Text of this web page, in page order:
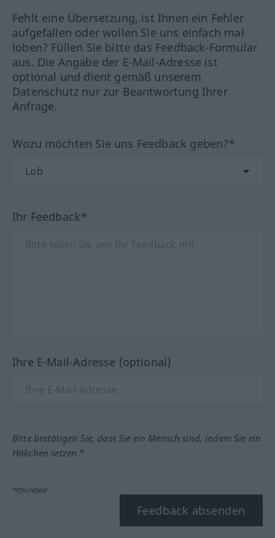
Fehlt eine Übersetzung, ist Ihnen ein Fehler
aufgefallen oder wollen Sie uns einfach mal
loben? Füllen Sie bitte das Feedback-Formular
aus. Die Angabe der E-Mail-Adresse ist
optional und dient gemäß unserem
Datenschutz nur zur Beantwortung Ihrer
Anfrage.
Wozu möchten Sie uns Feedback geben?*
Ihr Feedback*
Ihre E-Mail-Adresse (optional)
Bitte bestätigen Sie, dass Sie ein Mensch sind, indem Sie ein
Häkchen setzen.*
*Pflichtfeld
Feedback absenden